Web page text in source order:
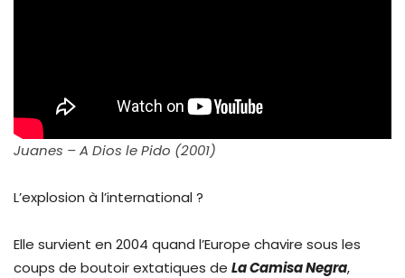
Juanes – A Dios le Pido (2001)
L’explosion à l’international ?
Elle survient en 2004 quand l’Europe chavire sous les
coups de boutoir extatiques de La Camisa Negra,